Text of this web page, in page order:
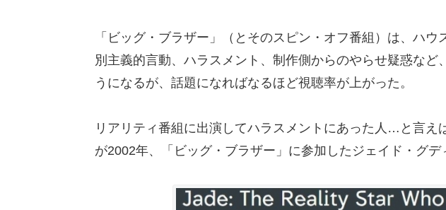
「ビッグ・ブラザー」（とそのスピン・オフ番組）は、ハ
別主義的言動、ハラスメント、制作側からのやらせ疑惑など
うになるが、話題になればなるほど視聴率が上がった。
リアリティ番組に出演してハラスメントにあった人…と言え
が2002年、「ビッグ・ブラザー」に参加したジェイド・グデ